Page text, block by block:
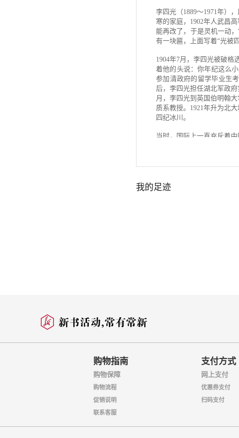
一行测量子午线
中国古代的天文观测工具
张衡和地动仪
伽利略发明天文望远镜
射电望远镜
哈勃太空望远镜
寻找外星人
地理大发现
化石的发现
隐藏在南极冰层下的秘密
青藏高原的“本来面目”
撒哈拉——曾经的绿洲
大影响 ，引领读者开始一
李四光（1889～1971年）
寒的家庭，1902年人武昌
能再改了，于是灵机一动
有一块匾，上面写着“光被
1904年7月，李四光被破格
着他的头说：你年纪这么
参加清政府的留学毕业生
后，李四光担任湖北军政
月，李四光到英国伯明翰
质系教授。1921年升为北
四纪冰川。
当时，国际上一直充斥着
下游、江西庐山、安徽黄
立，是我国第四纪地层学
1928年李四光担任中央研
然科学博士学位，1934年
源》的学术报告，引起了
成立的消息，冲破国民党
量。他运用地质力学理论
李四光长期从事古生物学
我们知道，地质力学是一
而追索地壳运动的起源，
《地质力学的基础与方法
哥伦布开辟新航线 美国
因为在人们发现美洲大陆
者才第一次踏上了那片广阔
15世纪时，有一些学者
我的足迹
购物指南
购物保障
购物流程
促销说明
联系客服
支付方式
网上支付
优惠券支付
扫码支付